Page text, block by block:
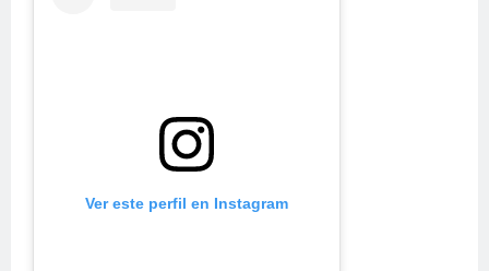
Ver este perfil en Instagram